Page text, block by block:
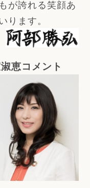
が誇れる笑顔あ
ます。
恵コメント